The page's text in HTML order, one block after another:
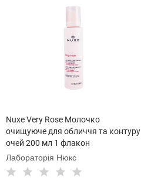
Nuxe Very Rose Молочко
очищуюче для обличчя та контуру
очей 200 мл 1 флакон
Лабораторія Нюкс